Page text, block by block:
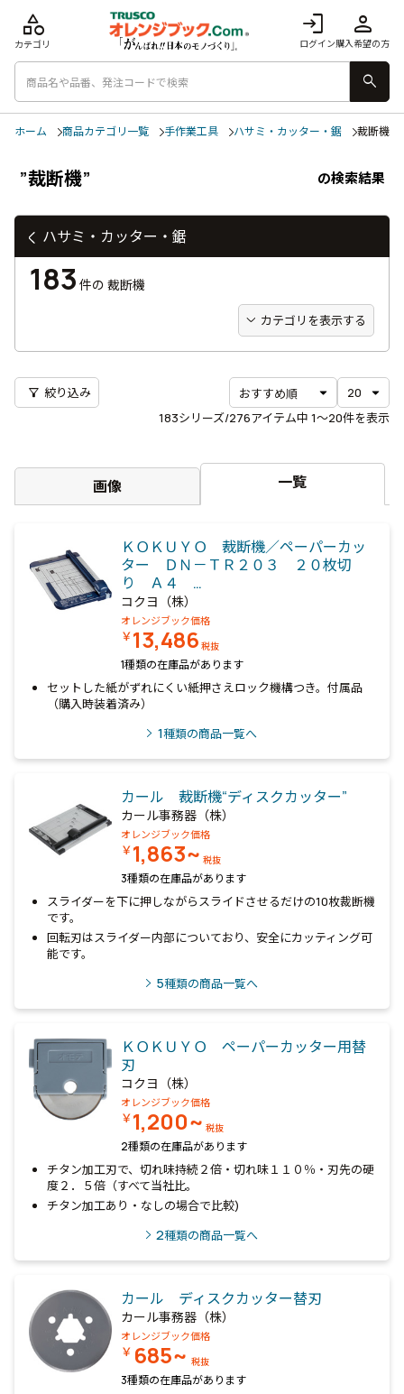
login
ログイン
person
購入希望の方
category
カテゴリ
search
ホーム 商品カテゴリ一覧 手作業工具 ハサミ・カッター・鋸 裁断機
”裁断機” の検索結果
183シリーズ/276アイテム中 1〜20件を表示
filter_alt 絞り込み
画像 一覧
ＫＯＫＵＹＯ 裁断機／ペーパーカッ
ター ＤＮ－ＴＲ２０３ ２０枚切
り Ａ４ …
コクヨ（株）
オレンジブック価格
￥13,486 税抜
1種類の在庫品があります
セットした紙がずれにくい紙押さえロック機構つき。付属品
（購入時装着済み）
1種類の商品一覧へ
カール 裁断機“ディスクカッター”
カール事務器（株）
オレンジブック価格
￥1,863~ 税抜
3種類の在庫品があります
スライダーを下に押しながらスライドさせるだけの10枚裁断機
です。
回転刃はスライダー内部についており、安全にカッティング可
能です。
5種類の商品一覧へ
ＫＯＫＵＹＯ ペーパーカッター用替
刃
コクヨ（株）
オレンジブック価格
￥1,200~ 税抜
2種類の在庫品があります
チタン加工刃で、切れ味持続２倍・切れ味１１０％・刃先の硬
度２．５倍（すべて当社比。
チタン加工あり・なしの場合で比較)
2種類の商品一覧へ
カール ディスクカッター替刃
カール事務器（株）
オレンジブック価格
￥ 685~ 税抜
3種類の在庫品があります
ハサミ・カッター・鋸
183 件の 裁断機
カテゴリを表示する